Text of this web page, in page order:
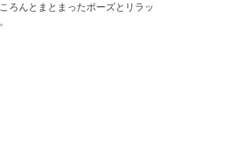
ろんとまとまったポーズとリラッ